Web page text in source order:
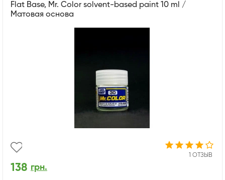
Flat Base, Mr. Color solvent-based paint 10 ml /
Матовая основа
1 ОТЗЫВ
138 грн.